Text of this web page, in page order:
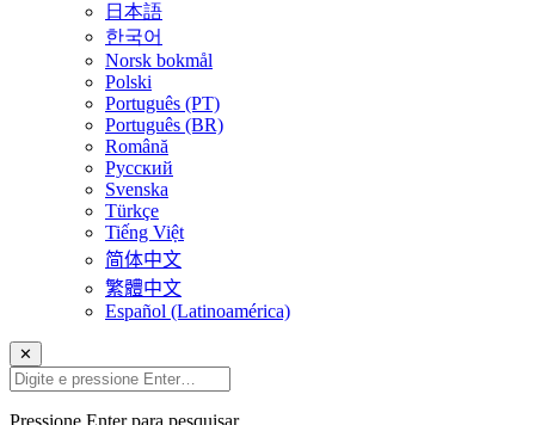
日本語
한국어
Norsk bokmål
Polski
Português (PT)
Português (BR)
Română
Русский
Svenska
Türkçe
Tiếng Việt
简体中文
繁體中文
Español (Latinoamérica)
✕
Pressione Enter para pesquisar